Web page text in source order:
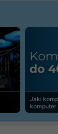
Jaki
komputer